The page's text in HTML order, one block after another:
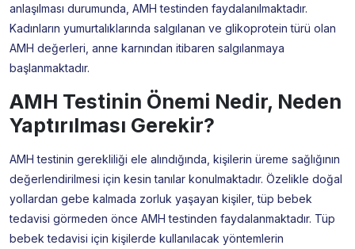
anlaşılması durumunda, AMH testinden faydalanılmaktadır.
Kadınların yumurtalıklarında salgılanan ve glikoprotein türü olan
AMH değerleri, anne karnından itibaren salgılanmaya
başlanmaktadır.
AMH Testinin Önemi Nedir, Neden
Yaptırılması Gerekir?
AMH testinin gerekliliği ele alındığında, kişilerin üreme sağlığının
değerlendirilmesi için kesin tanılar konulmaktadır. Özelikle doğal
yollardan gebe kalmada zorluk yaşayan kişiler, tüp bebek
tedavisi görmeden önce AMH testinden faydalanmaktadır. Tüp
bebek tedavisi için kişilerde kullanılacak yöntemlerin